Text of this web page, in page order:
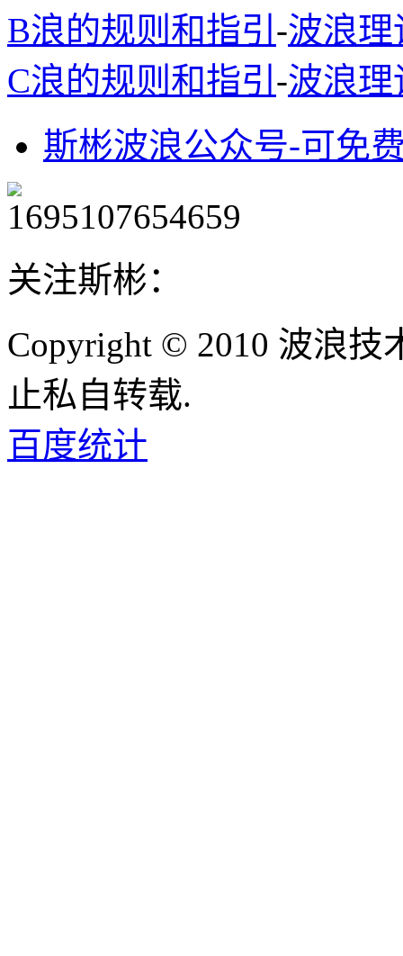
B浪的规则和指引 -波浪
C浪的规则和指引 -波浪理
斯彬波浪公众号-可免
关注斯彬：
Copyright © 2010 波浪技
止私自转载.
百度统计